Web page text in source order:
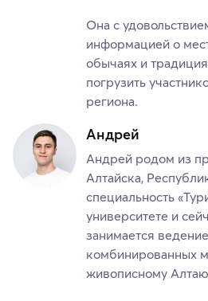
Она с
информацией о
обычаях и
погрузить
региона.
Андрей
Андрей родом из
Алтайска,
специальность
университете и
занимается
комбинированных
живописному